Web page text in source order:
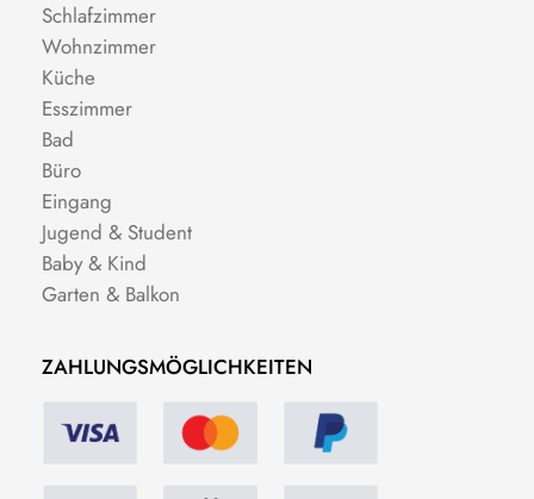
Schlafzimmer
Wohnzimmer
Küche
Esszimmer
Bad
Büro
Eingang
Jugend & Student
Baby & Kind
Garten & Balkon
ZAHLUNGSMÖGLICHKEITEN